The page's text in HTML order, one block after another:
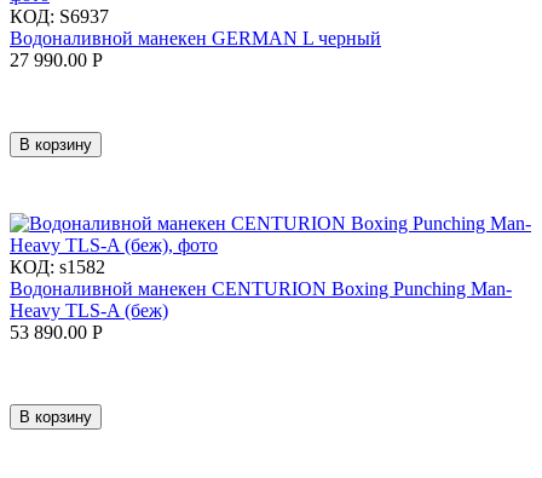
КОД: S6937
Водоналивной манекен GERMAN L черный
27 990.00 Р
В корзину
КОД: s1582
Водоналивной манекен CENTURION Boxing Punching Man-
Heavy TLS-A (беж)
53 890.00 Р
В корзину